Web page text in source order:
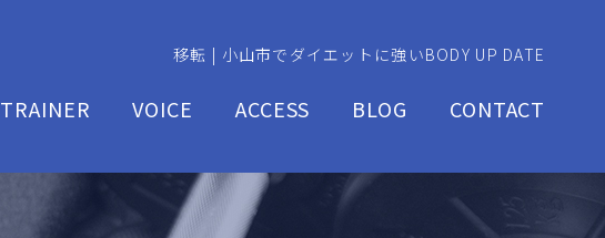
移転 | 小山市でダイエットに強いBODY UP DATE
TRAINER VOICE ACCESS BLOG CONTACT